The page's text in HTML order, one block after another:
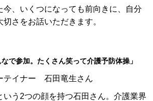
今、いくつになっても前向きに、自分
さをお話いただきます。
で参加。たくさん笑って介護予防体操」
イナー 石田竜生さん
いう2つの顔を持つ石田さん。介護業界